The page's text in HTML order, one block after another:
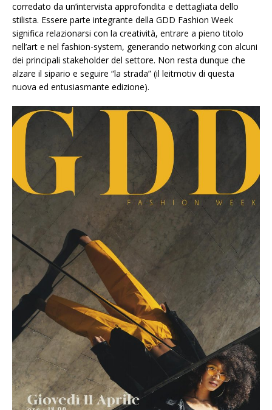
corredato da un’intervista approfondita e dettagliata dello
stilista. Essere parte integrante della GDD Fashion Week
significa relazionarsi con la creatività, entrare a pieno titolo
nell’art e nel fashion-system, generando networking con alcuni
dei principali stakeholder del settore. Non resta dunque che
alzare il sipario e seguire “la strada” (il leitmotiv di questa
nuova ed entusiasmante edizione).